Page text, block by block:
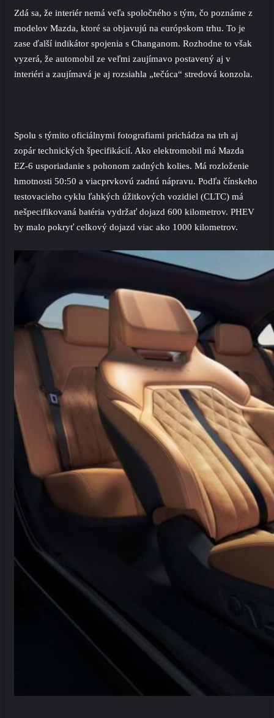
Zdá sa, že interiér nemá veľa spoločného s tým, čo poznáme z
modelov Mazda, ktoré sa objavujú na európskom trhu. To je
zase ďalší indikátor spojenia s Changanom. Rozhodne to však
vyzerá, že automobil ze veľmi zaujímavo postavený aj v
interiéri a zaujímavá je aj rozsiahla „tečúca“ stredová konzola.
Spolu s týmito oficiálnymi fotografiami prichádza na trh aj
zopár technických špecifikácií. Ako elektromobil má Mazda
EZ-6 usporiadanie s pohonom zadných kolies. Má rozloženie
hmotnosti 50:50 a viacprvkovú zadnú nápravu. Podľa čínskeho
testovacieho cyklu ľahkých úžitkových vozidiel (CLTC) má
nešpecifikovaná batéria vydržať dojazd 600 kilometrov. PHEV
by malo pokryť celkový dojazd viac ako 1000 kilometrov.